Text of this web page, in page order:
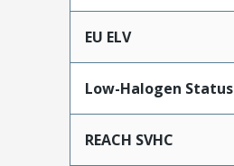
EU ELV
Low-Halogen Status
REACH SVHC